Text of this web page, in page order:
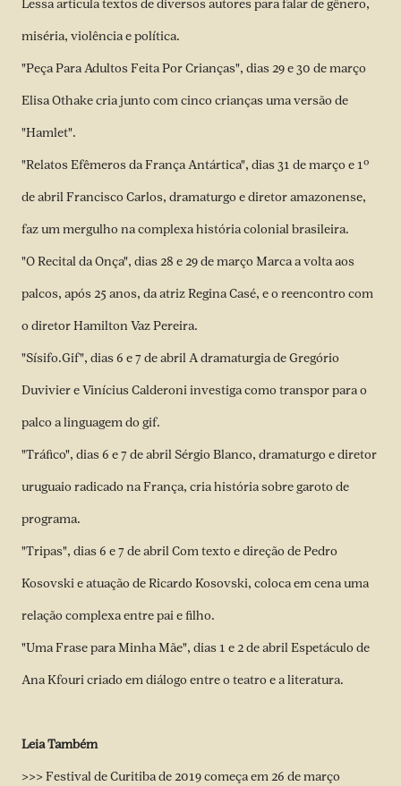
Lessa articula textos de diversos autores para falar de gênero,
miséria, violência e política.
"Peça Para Adultos Feita Por Crianças", dias 29 e 30 de março
Elisa Othake cria junto com cinco crianças uma versão de
"Hamlet".
"Relatos Efêmeros da França Antártica", dias 31 de março e 1º
de abril Francisco Carlos, dramaturgo e diretor amazonense,
faz um mergulho na complexa história colonial brasileira.
"O Recital da Onça", dias 28 e 29 de março Marca a volta aos
palcos, após 25 anos, da atriz Regina Casé, e o reencontro com
o diretor Hamilton Vaz Pereira.
"Sísifo.Gif", dias 6 e 7 de abril A dramaturgia de Gregório
Duvivier e Vinícius Calderoni investiga como transpor para o
palco a linguagem do gif.
"Tráfico", dias 6 e 7 de abril Sérgio Blanco, dramaturgo e diretor
uruguaio radicado na França, cria história sobre garoto de
programa.
"Tripas", dias 6 e 7 de abril Com texto e direção de Pedro
Kosovski e atuação de Ricardo Kosovski, coloca em cena uma
relação complexa entre pai e filho.
"Uma Frase para Minha Mãe", dias 1 e 2 de abril Espetáculo de
Ana Kfouri criado em diálogo entre o teatro e a literatura.
Leia Também
>>> Festival de Curitiba de 2019 começa em 26 de março